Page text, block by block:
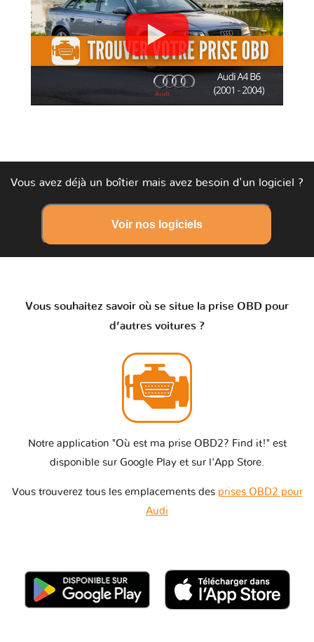
Vous avez déjà un boîtier mais avez besoin d'un logiciel ?
Voir nos logiciels
Vous souhaitez savoir où se situe la prise OBD pour
d’autres voitures ?
Notre application "Où est ma prise OBD2? Find it!" est
disponible sur Google Play et sur l'App Store.
Vous trouverez tous les emplacements des prises OBD2 pour
Audi